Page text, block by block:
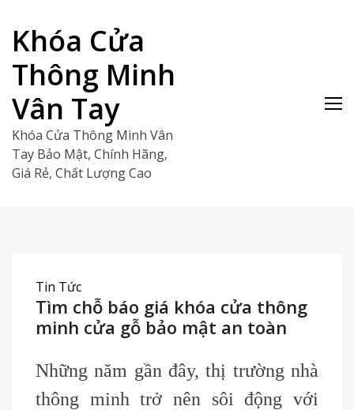
content
Khóa Cửa
Thông Minh
Vân Tay
Khóa Cửa Thông Minh Vân
Tay Bảo Mật, Chính Hãng,
Giá Rẻ, Chất Lượng Cao
Tin Tức
Tìm chỗ báo giá khóa cửa thông
minh cửa gỗ bảo mật an toàn
Những năm gần đây, thị trường nhà
thông minh trở nên sôi động với